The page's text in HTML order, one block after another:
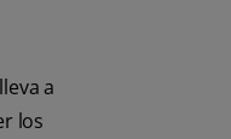
a
los